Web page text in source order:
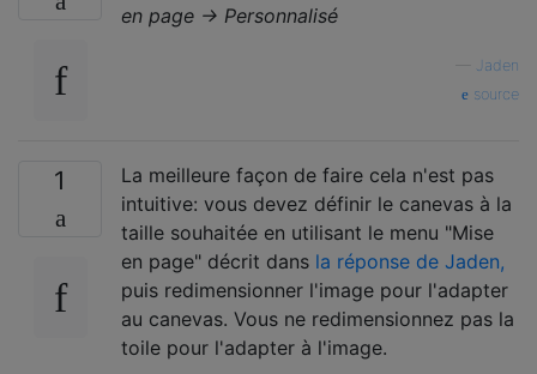
en page → Personnalisé
Jaden
source
1
La meilleure façon de faire cela n'est pas
intuitive: vous devez définir le canevas à la
taille souhaitée en utilisant le menu "Mise
en page" décrit dans la réponse de Jaden,
puis redimensionner l'image pour l'adapter
au canevas. Vous ne redimensionnez pas la
toile pour l'adapter à l'image.